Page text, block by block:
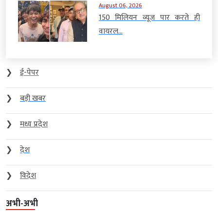
August 06, 2026
150 मिलियन व्यूज पार करते ही
वायरल...
❯
ई-पेपर
❯
बड़ी खबर
❯
मध्य प्रदेश
❯
देश
❯
विदेश
अभी-अभी